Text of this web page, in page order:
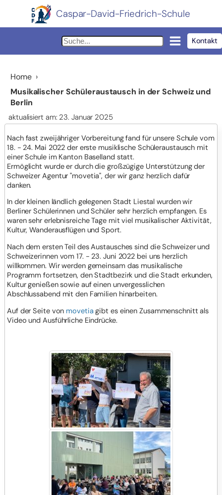
Caspar-David-Friedrich-Schule
Kontakt
Home ›
Musikalischer Schüleraustausch in der Schweiz und
Berlin
aktualisiert am: 23. Januar 2025
Nach fast zweijähriger Vorbereitung fand für unsere Schule vom
18. - 24. Mai 2022 der erste musiklische Schüleraustausch mit
einer Schule im Kanton Baselland statt.
Ermöglicht wurde er durch die großzügige Unterstützung der
Schweizer Agentur "movetia", der wir ganz herzlich dafür
danken.
In der kleinen ländlich gelegenen Stadt Liestal wurden wir
Berliner Schülerinnen und Schüler sehr herzlich empfangen. Es
waren sehr erlebnisreiche Tage mit viel musikalischer Aktivität,
Kultur, Wanderausflügen und Sport.
Nach dem ersten Teil des Austausches sind die Schweizer und
Schweizerinnen vom 17. - 23. Juni 2022 bei uns herzlich
willkommen. Wir werden gemeinsam das musikalische
Programm fortsetzen, den Stadtbezirk und die Stadt erkunden,
Kultur genießen sowie auf einen unvergesslichen
Abschlussabend mit den Familien hinarbeiten.
Auf der Seite von movetia gibt es einen Zusammenschnitt als
Video und Ausführliche Eindrücke.